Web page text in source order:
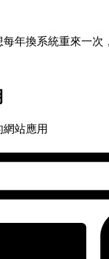
年換系統重來一次
站應用